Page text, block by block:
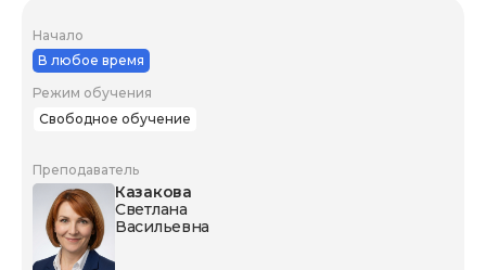
Начало
В любое время
Режим обучения
Свободное обучение
Преподаватель
Казакова
Светлана
Васильевна